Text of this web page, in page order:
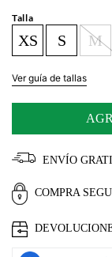
Talla
XS S M
Ver guía de tallas
ENVÍO
COMPRA